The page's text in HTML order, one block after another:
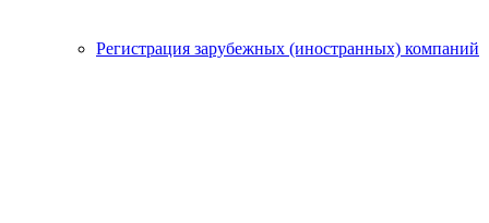
Регистрация зарубежных (иностранных) компаний